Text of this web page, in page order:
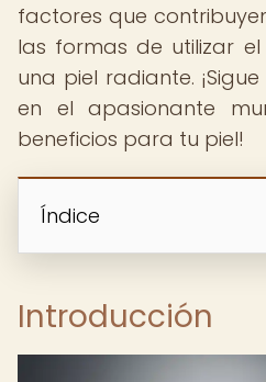
factores que
las formas de utilizar
una piel radiante.
en el apasionante
beneficios para tu piel!
Índice
Introducción